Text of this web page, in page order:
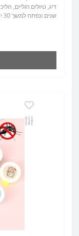
שנים ונפתח למשך 30 יום 5. עניינים הזקוק..